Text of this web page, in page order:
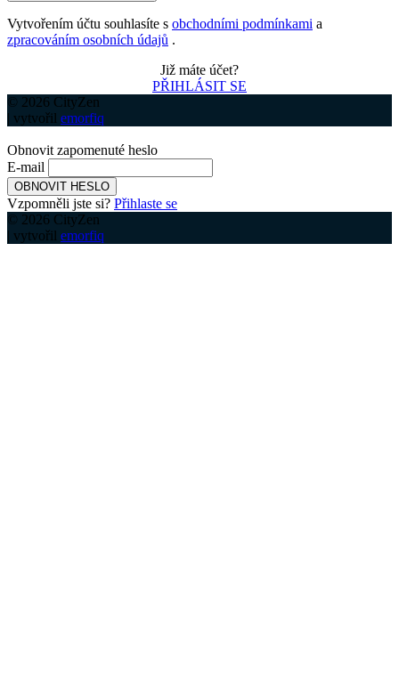
Vytvořením účtu souhlasíte s obchodními podmínkami a
zpracováním osobních údajů .
Již máte účet?
PŘIHLÁSIT SE
© 2026 CityZen
| vytvořil emorfiq
Obnovit zapomenuté heslo
E-mail
OBNOVIT HESLO
Vzpomněli jste si? Přihlaste se
© 2026 CityZen
| vytvořil emorfiq